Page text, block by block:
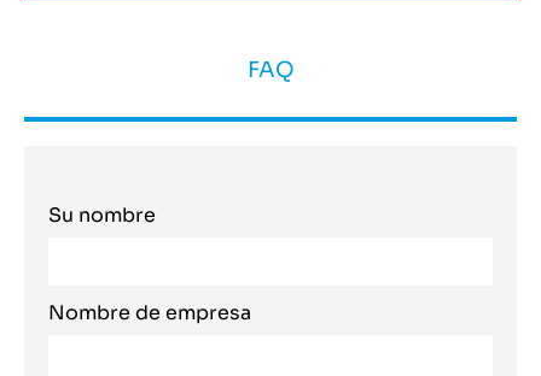
FAQ
Su nombre
Nombre de empresa